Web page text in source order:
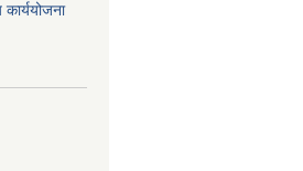
कार्ययोजना